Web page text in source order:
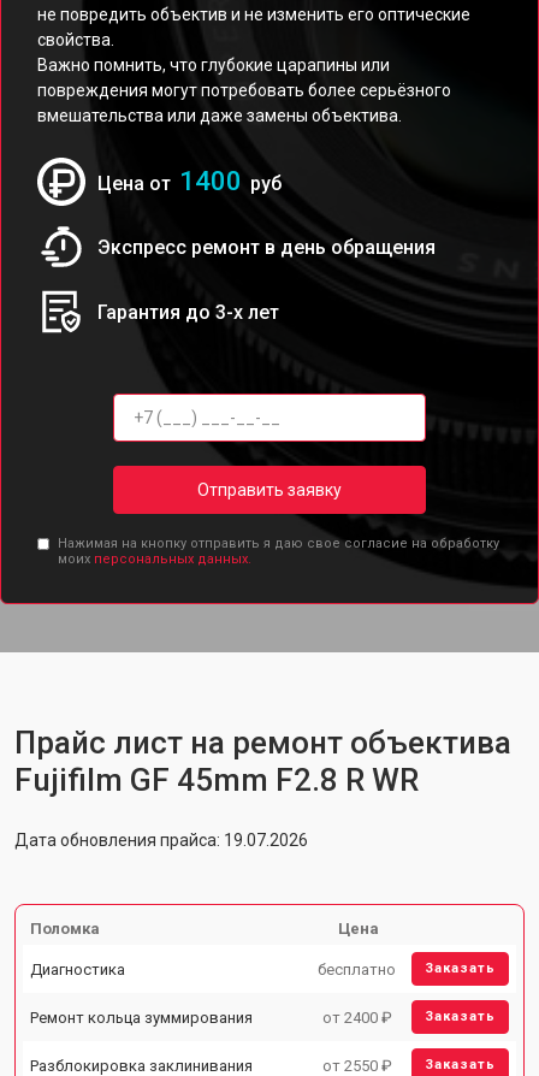
не повредить объектив и не изменить его оптические
свойства.
Важно помнить, что глубокие царапины или
повреждения могут потребовать более серьёзного
вмешательства или даже замены объектива.
Цена от 1400 руб
Экспресс ремонт в день обращения
Гарантия до 3-х лет
Отправить заявку
Нажимая на кнопку отправить я даю свое согласие на обработку
моих персональных данных.
Прайс лист на ремонт объектива
Fujifilm GF 45mm F2.8 R WR
Дата обновления прайса: 19.07.2026
Поломка Цена
Диагностика бесплатно Заказать
Ремонт кольца зуммирования от 2400 ₽ Заказать
Разблокировка заклинивания от 2550 ₽ Заказать